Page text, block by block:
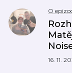
O
16. 11.